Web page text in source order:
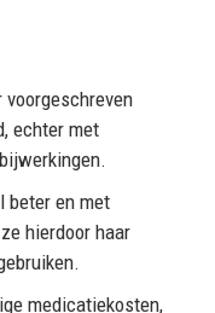
echter met
beter en met
hierdoor haar
medicatiekosten,